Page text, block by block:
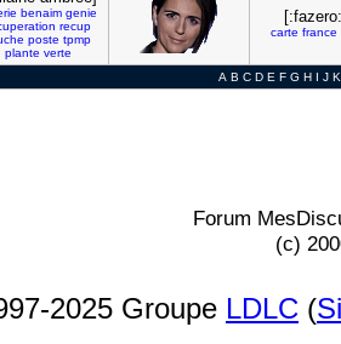
benaim genie
recup
poste tpmp
plante verte
carte france
A B C D E F G H I J K
Forum
(c)
2025 Groupe LDLC (